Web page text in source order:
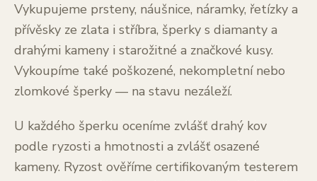
Vykupujeme prsteny, náušnice, náramky, řetízky a
přívěsky ze zlata i stříbra, šperky s diamanty a
drahými kameny i starožitné a značkové kusy.
Vykoupíme také poškozené, nekompletní nebo
zlomkové šperky — na stavu nezáleží.
U každého šperku oceníme zvlášť drahý kov
podle ryzosti a hmotnosti a zvlášť osazené
kameny. Ryzost ověříme certifikovaným testerem